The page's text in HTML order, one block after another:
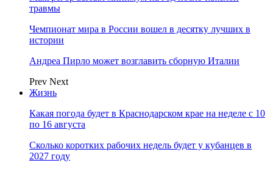
травмы
Чемпионат мира в России вошел в десятку лучших в
истории
Андреа Пирло может возглавить сборную Италии
Prev Next
Жизнь
Какая погода будет в Краснодарском крае на неделе с 10
по 16 августа
Сколько коротких рабочих недель будет у кубанцев в
2027 году